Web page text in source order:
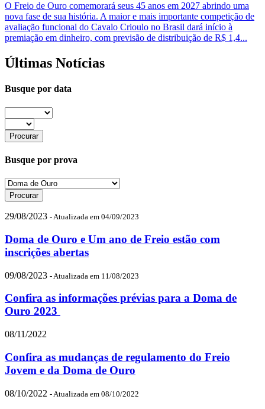
O Freio de Ouro comemorará seus 45 anos em 2027 abrindo uma
nova fase de sua história. A maior e mais importante competição de
avaliação funcional do Cavalo Crioulo no Brasil dará início à
premiação em dinheiro, com previsão de distribuição de R$ 1,4...
Últimas Notícias
Busque por data
Busque por prova
29/08/2023 - Atualizada em 04/09/2023
Doma de Ouro e Um ano de Freio estão com
inscrições abertas
09/08/2023 - Atualizada em 11/08/2023
Confira as informações prévias para a Doma de
Ouro 2023
08/11/2022
Confira as mudanças de regulamento do Freio
Jovem e da Doma de Ouro
08/10/2022 - Atualizada em 08/10/2022